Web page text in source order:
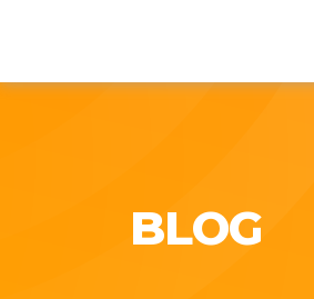
BLOG